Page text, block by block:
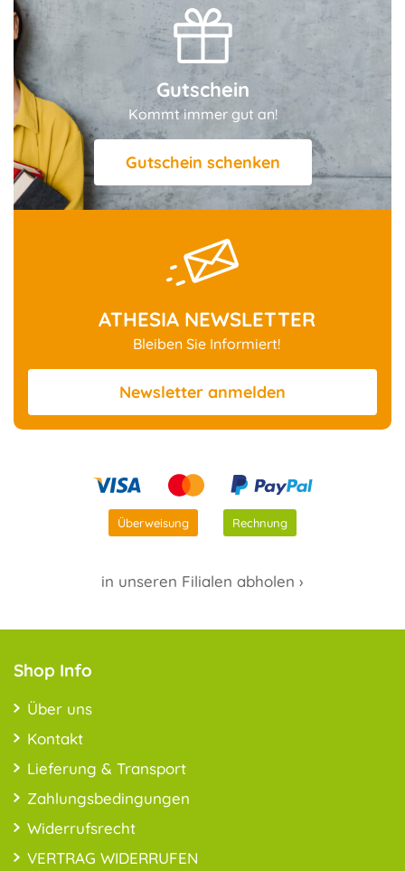
Gutschein
Kommt immer gut an!
Gutschein schenken
ATHESIA NEWSLETTER
Bleiben Sie Informiert!
Newsletter anmelden
Überweisung Rechnung
in unseren Filialen abholen ›
Shop Info
Über uns
Kontakt
Lieferung & Transport
Zahlungsbedingungen
Widerrufsrecht
VERTRAG WIDERRUFEN